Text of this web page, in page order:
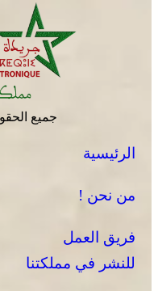
جميع
الرئيسية
من نحن !
فريق العمل
للنشر في مملكتنا